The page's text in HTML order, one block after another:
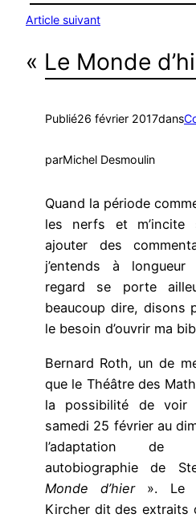
Article suivant
« Le Monde
Publié26 février 2017dans
parMichel Desmoulin
Quand la période
les nerfs et
ajouter des
j’entends à
regard se porte
beaucoup dire, disons
le besoin d’ouvrir ma
Bernard Roth, un de
que le Théâtre des
la possibilité de
samedi 25 février au
l’adaptation de
autobiographie de
Monde d’hier». Le
Kircher dit des extraits